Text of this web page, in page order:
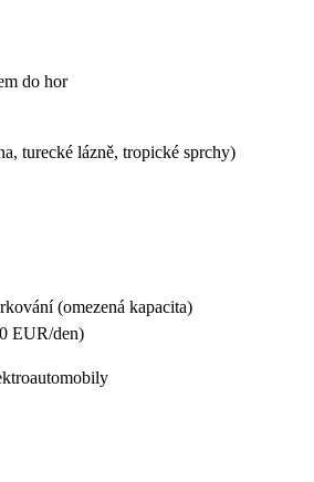
do hor
turecké lázně, tropické sprchy)
(omezená kapacita)
EUR/den)